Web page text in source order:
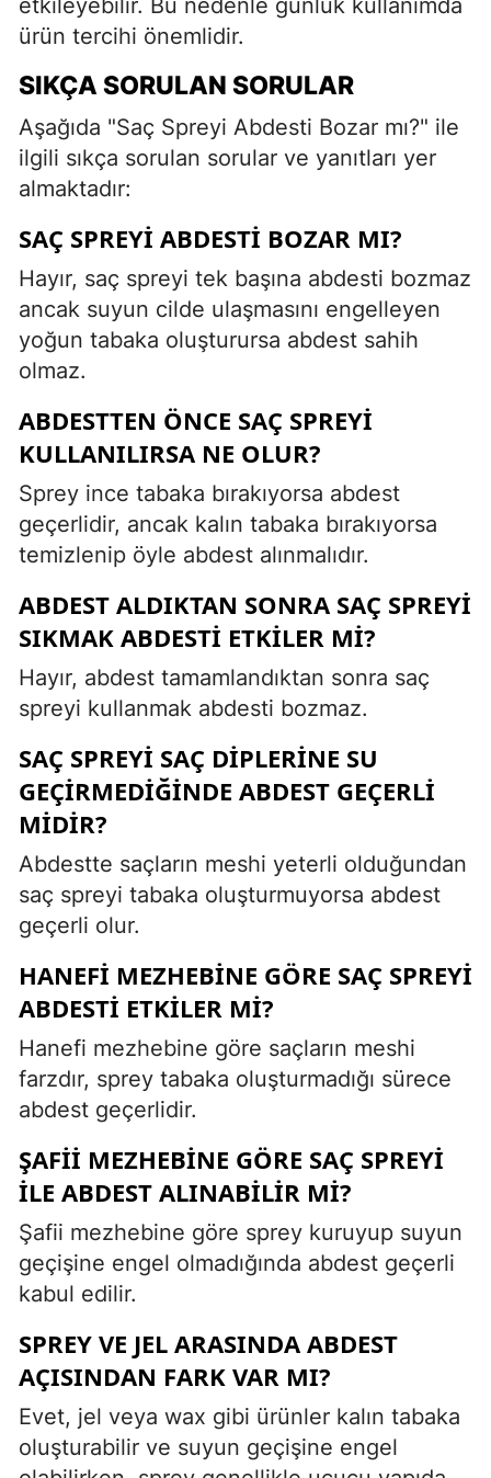
ürün tercihi önemlidir.
SIKÇA SORULAN SORULAR
Aşağıda "Saç Spreyi Abdesti Bozar mı?" ile
ilgili sıkça sorulan sorular ve yanıtları yer
almaktadır:
SAÇ SPREYI ABDESTI BOZAR MI?
Hayır, saç spreyi tek başına abdesti bozmaz
ancak suyun cilde ulaşmasını engelleyen
yoğun tabaka oluşturursa abdest sahih
olmaz.
ABDESTTEN ÖNCE SAÇ SPREYI
KULLANILIRSA NE OLUR?
Sprey ince tabaka bırakıyorsa abdest
geçerlidir, ancak kalın tabaka bırakıyorsa
temizlenip öyle abdest alınmalıdır.
ABDEST ALDIKTAN SONRA SAÇ SPREYI
SIKMAK ABDESTI ETKILER MI?
Hayır, abdest tamamlandıktan sonra saç
spreyi kullanmak abdesti bozmaz.
SAÇ SPREYI SAÇ DIPLERINE SU
GEÇIRMEDIĞINDE ABDEST GEÇERLI
MIDIR?
Abdestte saçların meshi yeterli olduğundan
saç spreyi tabaka oluşturmuyorsa abdest
geçerli olur.
HANEFI MEZHEBINE GÖRE SAÇ SPREYI
ABDESTI ETKILER MI?
Hanefi mezhebine göre saçların meshi
farzdır, sprey tabaka oluşturmadığı sürece
abdest geçerlidir.
ŞAFII MEZHEBINE GÖRE SAÇ SPREYI
ILE ABDEST ALINABILIR MI?
Şafii mezhebine göre sprey kuruyup suyun
geçişine engel olmadığında abdest geçerli
kabul edilir.
SPREY VE JEL ARASINDA ABDEST
AÇISINDAN FARK VAR MI?
Evet, jel veya wax gibi ürünler kalın tabaka
oluşturabilir ve suyun geçişine engel